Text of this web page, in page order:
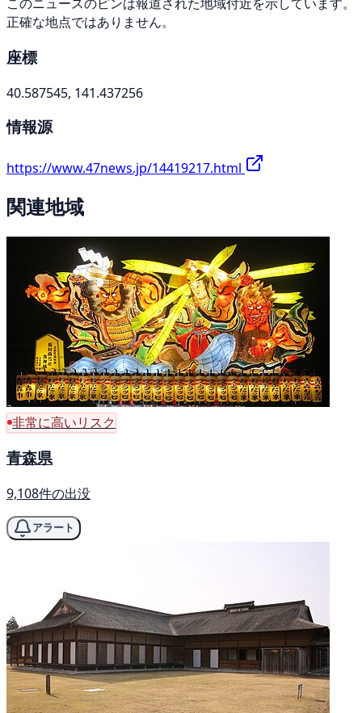
正確な地点ではありません。
座標
40.587545, 141.437256
情報源
https://www.47news.jp/14419217.html
関連地域
非常に高いリスク
青森県
9,108件の出没
アラート